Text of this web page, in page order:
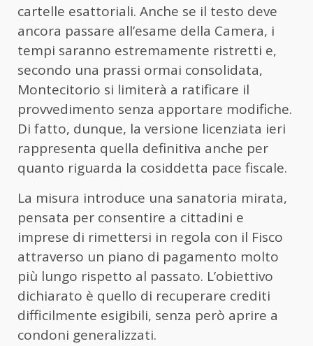
cartelle esattoriali. Anche se il testo deve
ancora passare all’esame della Camera, i
tempi saranno estremamente ristretti e,
secondo una prassi ormai consolidata,
Montecitorio si limiterà a ratificare il
provvedimento senza apportare modifiche.
Di fatto, dunque, la versione licenziata ieri
rappresenta quella definitiva anche per
quanto riguarda la cosiddetta pace fiscale.
La misura introduce una sanatoria mirata,
pensata per consentire a cittadini e
imprese di rimettersi in regola con il Fisco
attraverso un piano di pagamento molto
più lungo rispetto al passato. L’obiettivo
dichiarato è quello di recuperare crediti
difficilmente esigibili, senza però aprire a
condoni generalizzati.